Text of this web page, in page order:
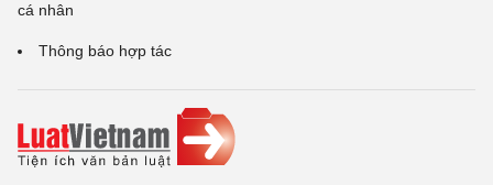
cá nhân
Thông báo hợp tác